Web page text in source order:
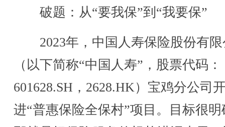
破题：从“要我保”到“我要保”
2023年，中国人寿保险股份有限
（以下简称“中国人寿”，股票代码：
601628.SH，2628.HK）宝鸡分公司
进“普惠保险全保村”项目。目标很明